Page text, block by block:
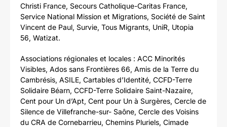
Christi France, Secours Catholique-Caritas France,
Service National Mission et Migrations, Société de Saint
Vincent de Paul, Survie, Tous Migrants, UniR, Utopia
56, Watizat.
Associations régionales et locales : ACC Minorités
Visibles, Ados sans Frontières 66, Amis de la Terre du
Cambrésis, ASILE, Cartables d’Identité, CCFD-Terre
Solidaire Béarn, CCFD-Terre Solidaire Saint-Nazaire,
Cent pour Un d’Apt, Cent pour Un à Surgères, Cercle de
Silence de Villefranche-sur- Saône, Cercle des Voisins
du CRA de Cornebarrieu, Chemins Pluriels, Cimade